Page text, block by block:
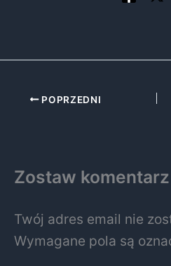
POPRZEDNI
Zostaw komentarz
Twój adres email nie
Wymagane pola są